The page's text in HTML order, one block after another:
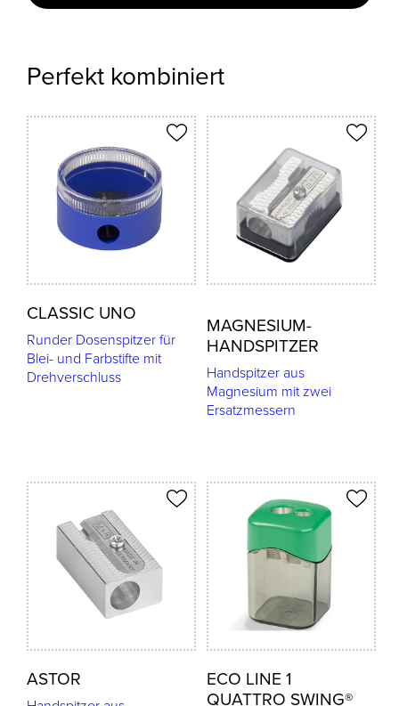
Perfekt kombiniert
CLASSIC UNO
Runder Dosenspitzer für
Blei- und Farbstifte mit
Drehverschluss
merken
MAGNESIUM-
HANDSPITZER
Handspitzer aus
Magnesium mit zwei
Ersatzmessern
Produkt merken
ASTOR
merken
ECO LINE 1
QUATTRO SWING®
Produkt merken